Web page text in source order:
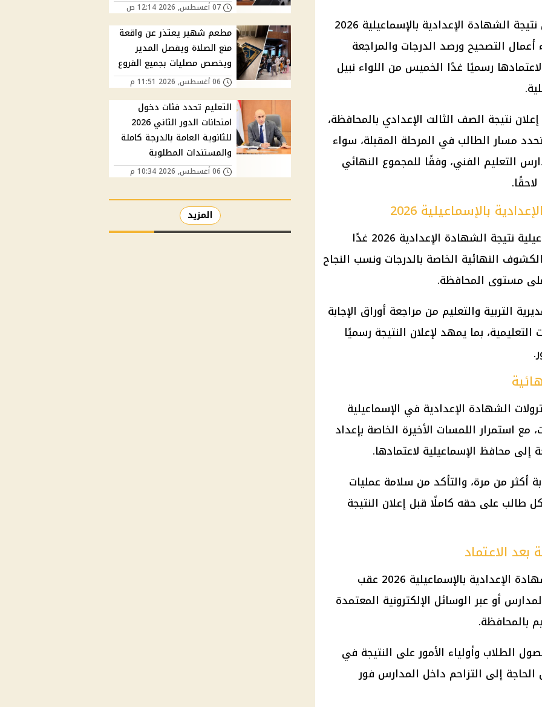
تستعد محافظة الإسماعيلية لإعلان نتيجة الشهادة الإعدادية بالإسماعيلية 2026
التصحيح ورصد الدرجات والمراجعة
رسميًا غدًا الخميس من اللواء نبيل
نتيجة الصف الثالث الإعدادي بالمحافظة،
مسار الطالب في المرحلة المقبلة، سواء
التعليم الفني، وفقًا للمجموع النهائي
بالإسماعيلية 2026
من المقرر أن يعتمد محافظ الإسماعيلية نتيجة الشهادة الإعدادية 2026 غدًا
النهائية الخاصة بالدرجات ونسب النجاح
مستوى المحافظة.
التربية والتعليم من مراجعة أوراق الإجابة
بما يمهد لإعلان النتيجة رسميًا
الشهادة الإعدادية في الإسماعيلية
استمرار اللمسات الأخيرة الخاصة بإعداد
إلى محافظ الإسماعيلية لاعتمادها.
أكثر من مرة، والتأكد من سلامة عمليات
طالب على حقه كاملًا قبل إعلان النتيجة
بعد الاعتماد
من المنتظر أن يتم إتاحة نتيجة الشهادة الإعدادية بالإسماعيلية 2026 عقب
أو عبر الوسائل الإلكترونية المعتمدة
بالمحافظة.
الطلاب وأولياء الأمور على النتيجة في
إلى التزاحم داخل المدارس فور
07 أغسطس, 2026 12:14 ص
مطعم شهير يعتذر عن واقعة
منع الصلاة ويفصل المدير
ويخصص مصليات بجميع الفروع
06 أغسطس, 2026 11:51 م
التعليم تحدد فئات دخول
امتحانات الدور الثاني 2026
للثانوية العامة بالدرجة كاملة
والمستندات المطلوبة
06 أغسطس, 2026 10:34 م
المزيد